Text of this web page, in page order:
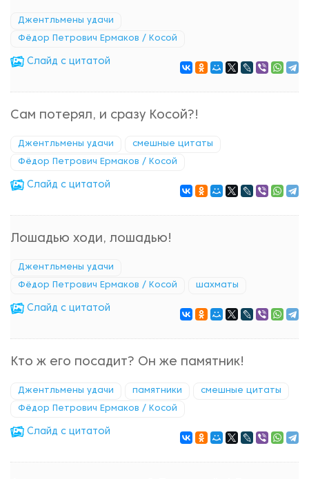
Джентльмены удачи
Фёдор Петрович Ермаков / Косой
Cлайд с цитатой
Сам потерял, и сразу Косой?!
Джентльмены удачи смешные цитаты
Фёдор Петрович Ермаков / Косой
Cлайд с цитатой
Лошадью ходи, лошадью!
Джентльмены удачи
Фёдор Петрович Ермаков / Косой шахматы
Cлайд с цитатой
Кто ж его посадит? Он же памятник!
Джентльмены удачи памятники смешные цитаты
Фёдор Петрович Ермаков / Косой
Cлайд с цитатой